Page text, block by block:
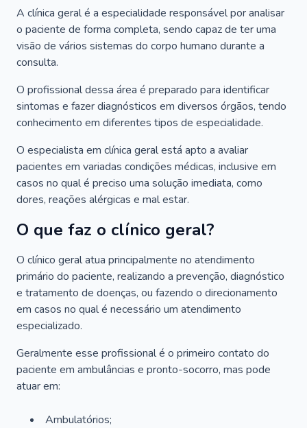
A clínica geral é a especialidade responsável por analisar
o paciente de forma completa, sendo capaz de ter uma
visão de vários sistemas do corpo humano durante a
consulta.
O profissional dessa área é preparado para identificar
sintomas e fazer diagnósticos em diversos órgãos, tendo
conhecimento em diferentes tipos de especialidade.
O especialista em clínica geral está apto a avaliar
pacientes em variadas condições médicas, inclusive em
casos no qual é preciso uma solução imediata, como
dores, reações alérgicas e mal estar.
O que faz o clínico geral?
O clínico geral atua principalmente no atendimento
primário do paciente, realizando a prevenção, diagnóstico
e tratamento de doenças, ou fazendo o direcionamento
em casos no qual é necessário um atendimento
especializado.
Geralmente esse profissional é o primeiro contato do
paciente em ambulâncias e pronto-socorro, mas pode
atuar em:
Ambulatórios;